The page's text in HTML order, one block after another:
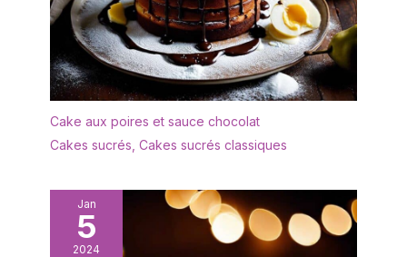
Cake aux poires et sauce chocolat
Cakes sucrés Cakes sucrés classiques
Jan
5
2024